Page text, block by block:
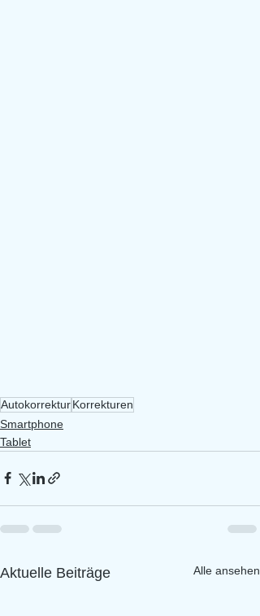
AutokorrekturKorrekturen
Smartphone
Tablet
Aktuelle Beiträge Alle ansehen